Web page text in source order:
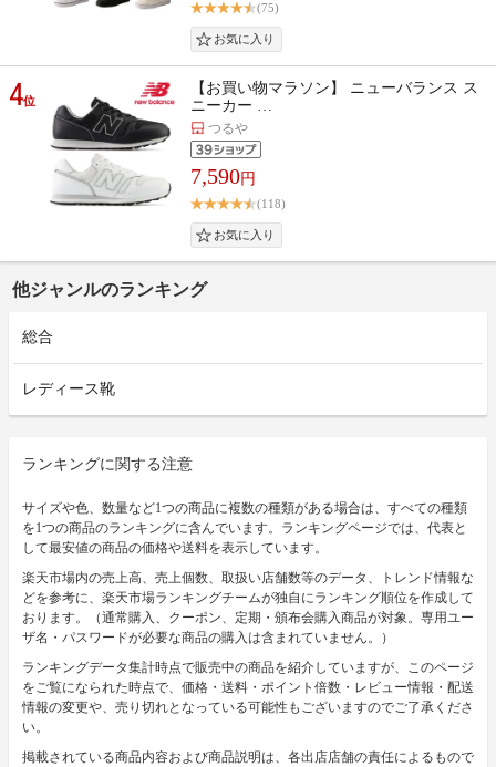
(75)
4位
【お買い物マラソン】 ニューバランス ス
ニーカー …
つるや
7,590円
(118)
他ジャンルのランキング
総合
レディース靴
ランキングに関する注意
サイズや色、数量など1つの商品に複数の種類がある場合は、すべての種類
を1つの商品のランキングに含んでいます。ランキングページでは、代表と
して最安値の商品の価格や送料を表示しています。
楽天市場内の売上高、売上個数、取扱い店舗数等のデータ、トレンド情報な
どを参考に、楽天市場ランキングチームが独自にランキング順位を作成して
おります。（通常購入、クーポン、定期・頒布会購入商品が対象。専用ユー
ザ名・パスワードが必要な商品の購入は含まれていません。）
ランキングデータ集計時点で販売中の商品を紹介していますが、このページ
をご覧になられた時点で、価格・送料・ポイント倍数・レビュー情報・配送
情報の変更や、売り切れとなっている可能性もございますのでご了承くださ
い。
掲載されている商品内容および商品説明は、各出店店舗の責任によるもので